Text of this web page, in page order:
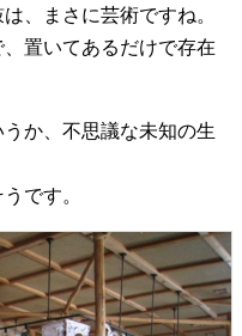
、まさに芸術ですね。
置いてあるだけで存在
か、不思議な未知の生
です。